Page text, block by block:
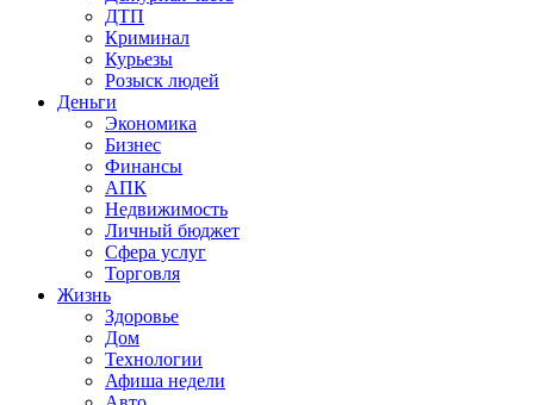
ДТП
Криминал
Курьезы
Розыск людей
Деньги
Экономика
Бизнес
Финансы
АПК
Недвижимость
Личный бюджет
Сфера услуг
Торговля
Жизнь
Здоровье
Дом
Технологии
Афиша недели